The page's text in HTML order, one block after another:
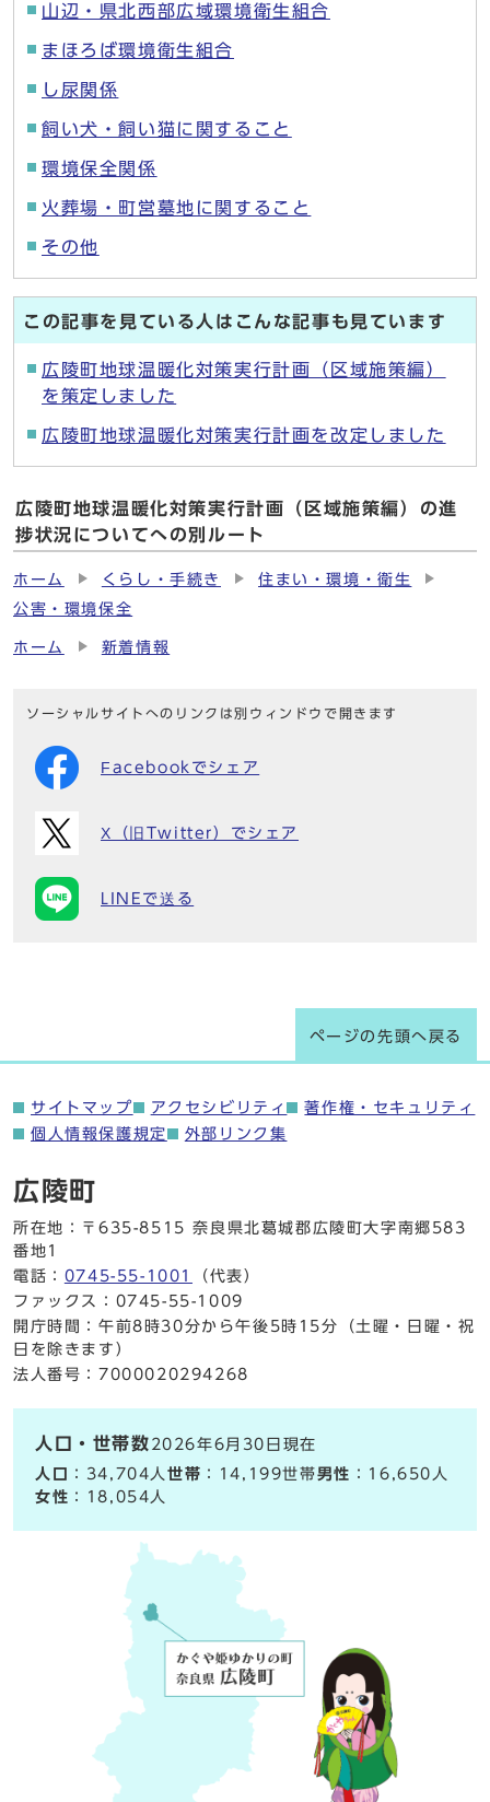
山辺・県北西部広域環境衛生組合
まほろば環境衛生組合
し尿関係
飼い犬・飼い猫に関すること
環境保全関係
火葬場・町営墓地に関すること
その他
この記事を見ている人はこんな記事も見ています
広陵町地球温暖化対策実行計画（区域施策編）
を策定しました
広陵町地球温暖化対策実行計画を改定しました
広陵町地球温暖化対策実行計画（区域施策編）の進
捗状況についてへの別ルート
ホーム くらし・手続き
住まい・環境・衛生
公害・環境保全
ホーム 新着情報
ソーシャルサイトへのリンクは別ウィンドウで開きます
Facebookでシェア
X（旧Twitter）でシェア
LINEで送る
ページの先頭へ戻る
サイトマップ アクセシビリティ
著作権・セキュリティ
個人情報保護規定
外部リンク集
広陵町
所在地：〒635-8515 奈良県北葛城郡広陵町大字南郷583
番地1
電話： 0745-55-1001
（代表）
ファックス：0745-55-1009
開庁時間：午前8時30分から午後5時15分（土曜・日曜・祝
日を除きます）
法人番号：7000020294268
人口・世帯数 2026年6月30日現在
人口
：34,704人世帯 ：14,199世帯男性 ：16,650人
女性 ：18,054人